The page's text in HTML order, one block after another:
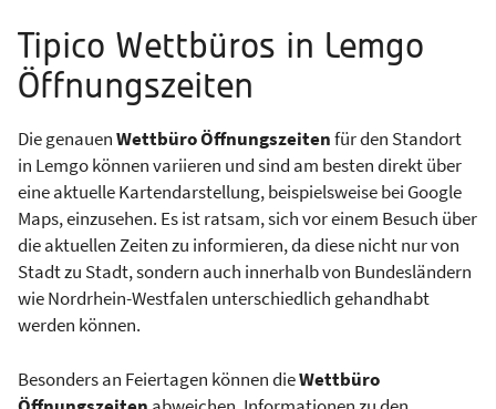
Tipico Wettbüros in Lemgo
Öffnungszeiten
Die genauenWettbüro Öffnungszeitenfür den Standort
in Lemgo können variieren und sind am besten direkt über
eine aktuelle Kartendarstellung, beispielsweise bei Google
Maps, einzusehen. Es ist ratsam, sich vor einem Besuch über
die aktuellen Zeiten zu informieren, da diese nicht nur von
Stadt zu Stadt, sondern auch innerhalb von Bundesländern
wie Nordrhein-Westfalen unterschiedlich gehandhabt
werden können.
Besonders an Feiertagen können dieWettbüro